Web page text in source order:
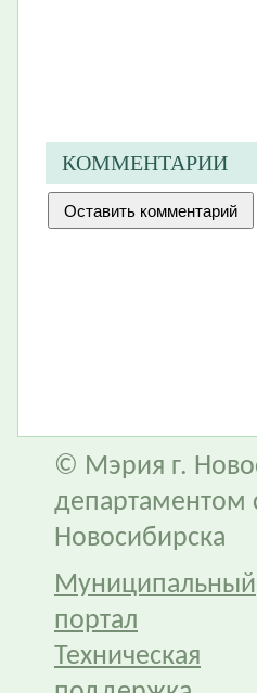
КОММЕНТАРИИ
© Мэрия г.
департаментом
Новосибирска
Муниципальный
портал
Техническая